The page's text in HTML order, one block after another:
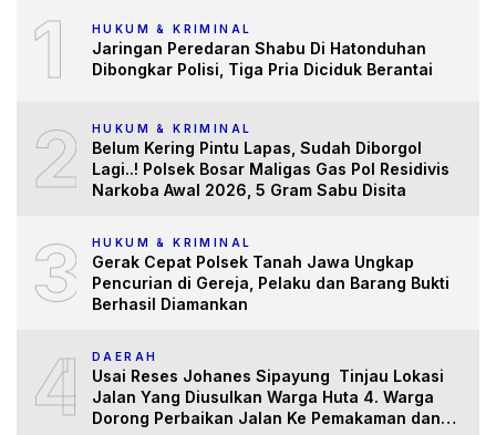
1 HUKUM & KRIMINAL
Jaringan Peredaran Shabu Di Hatonduhan
Dibongkar Polisi, Tiga Pria Diciduk Berantai
2 HUKUM & KRIMINAL
Belum Kering Pintu Lapas, Sudah Diborgol
Lagi..! Polsek Bosar Maligas Gas Pol Residivis
Narkoba Awal 2026, 5 Gram Sabu Disita
3 HUKUM & KRIMINAL
Gerak Cepat Polsek Tanah Jawa Ungkap
Pencurian di Gereja, Pelaku dan Barang Bukti
Berhasil Diamankan
4 DAERAH
Usai Reses Johanes Sipayung Tinjau Lokasi
Jalan Yang Diusulkan Warga Huta 4. Warga
Dorong Perbaikan Jalan Ke Pemakaman dan